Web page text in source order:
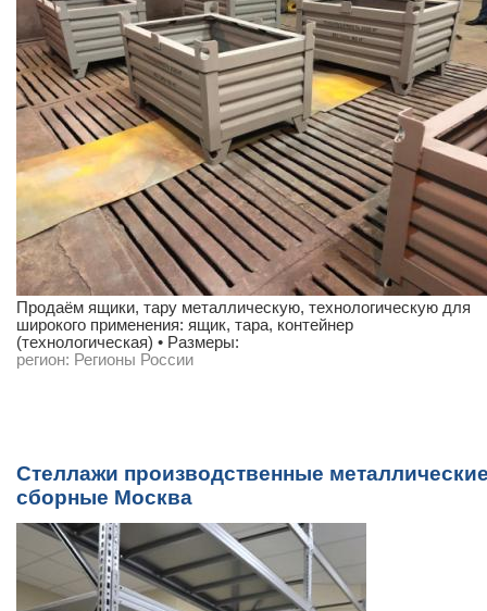
Продаём ящики, тару металлическую, технологическую для
широкого применения: ящик, тара, контейнер
(технологическая) • Размеры:
регион: Регионы России
Стеллажи производственные
сборные Москва